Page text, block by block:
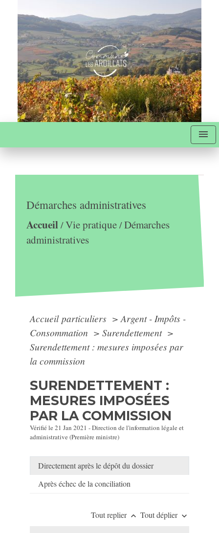
menu
Démarches administratives
Accueil/Vie pratique/Démarches
administratives
Accueil particuliers > Argent - Impôts -
Consommation > Surendettement >
Surendettement : mesures imposées par
la commission
SURENDETTEMENT :
MESURES IMPOSÉES
PAR LA COMMISSION
Vérifié le 21 Jan 2021 - Direction de l'information légale et
administrative (Première ministre)
Directement après le dépôt du dossier
Après échec de la conciliation
Tout replier keyboard_arrow_up Tout déplier keyboard_arrow_down